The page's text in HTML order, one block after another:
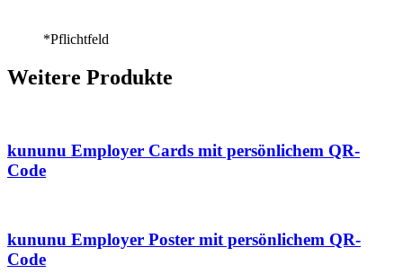
*Pflichtfeld
Weitere Produkte
kununu Employer Cards mit persönlichem QR-
Code
kununu Employer Poster mit persönlichem QR-
Code